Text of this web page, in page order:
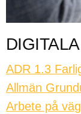
ADR 1.3
Allmän
Arbete på